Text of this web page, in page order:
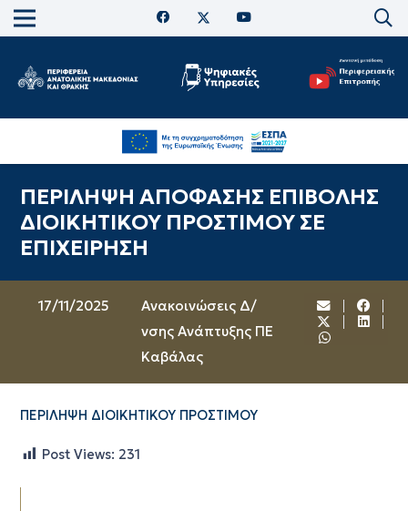
ΠΕΡΙΛΗΨΗ ΑΠΟΦΑΣΗΣ ΕΠΙΒΟΛΗΣ
ΔΙΟΙΚΗΤΙΚΟΥ ΠΡΟΣΤΙΜΟΥ ΣΕ
ΕΠΙΧΕΙΡΗΣΗ
17/11/2025
Ανακοινώσεις Δ/
νσης Ανάπτυξης ΠΕ
Καβάλας
ΠΕΡΙΛΗΨΗ ΔΙΟΙΚΗΤΙΚΟΥ ΠΡΟΣΤΙΜΟΥ
Post Views: 231